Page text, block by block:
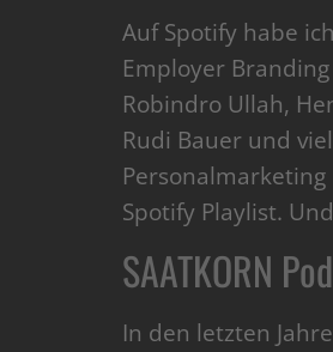
Auf Spotify habe
Employer
Robindro Ullah,
Rudi Bauer und
Spotify Playlist.
SAATKORN
In den letzten